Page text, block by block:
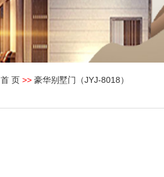
首 页 >> 豪华别墅门（JYJ-8018）